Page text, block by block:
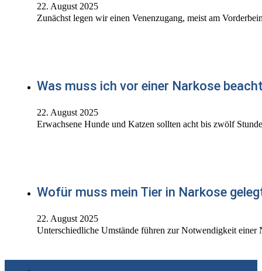
22. August 2025
Zunächst legen wir einen Venenzugang, meist am
Was muss ich vor einer Narkose
22. August 2025
Erwachsene Hunde und Katzen sollten acht bis zwölf
Wofür muss mein Tier in Narkose
22. August 2025
Unterschiedliche Umstände führen zur Notwendigkeit einer